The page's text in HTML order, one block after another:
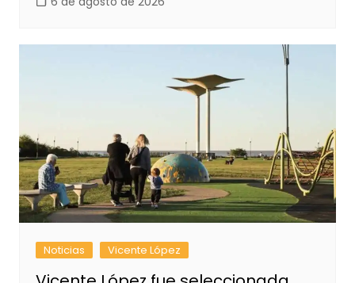
Noticias Vicente López